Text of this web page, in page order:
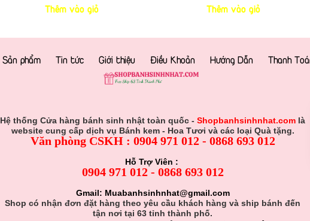
Thêm vào giỏ Thêm vào giỏ
Sản phẩm Tin tức Giới thiệu Điều Khoản Hướng Dẫn Thanh
Hệ thống Cửa hàng bánh sinh nhật toàn quốc - Shopbanhsinhnhat.com là
website cung cấp dịch vụ Bánh kem - Hoa Tươi và các loại Quà tặng.
Văn phòng CSKH : 0904 971 012 - 0868 693 012
Hỗ Trợ Viên :
0904 971 012 - 0868 693 012
Gmail: Muabanhsinhnhat@gmail.com
Shop có nhận đơn đặt hàng theo yêu cầu khách hàng và ship bánh đến
tận nơi tại 63 tỉnh thành phố.